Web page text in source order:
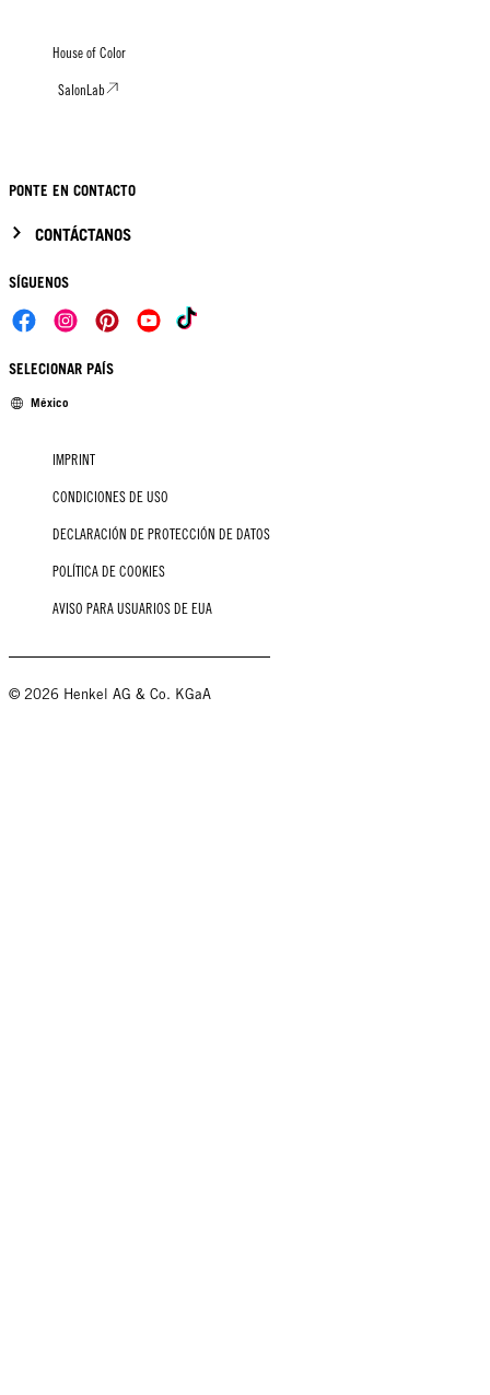
House of Color
SalonLab
PONTE EN CONTACTO
CONTÁCTANOS
SÍGUENOS
SELECIONAR PAÍS
México
IMPRINT
CONDICIONES DE USO
DECLARACIÓN DE PROTECCIÓN DE DATOS
POLÍTICA DE COOKIES
AVISO PARA USUARIOS DE EUA
© 2026 Henkel AG & Co. KGaA